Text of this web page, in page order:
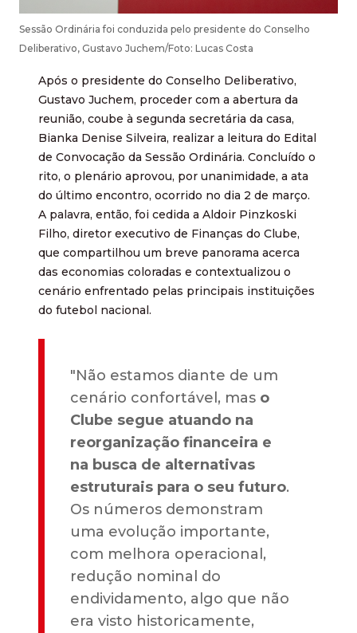
Sessão Ordinária foi conduzida pelo presidente do Conselho
Deliberativo, Gustavo Juchem/Foto: Lucas Costa
Após o presidente do Conselho Deliberativo,
Gustavo Juchem, proceder com a abertura da
reunião, coube à segunda secretária da casa,
Bianka Denise Silveira, realizar a leitura do Edital
de Convocação da Sessão Ordinária. Concluído o
rito, o plenário aprovou, por unanimidade, a ata
do último encontro, ocorrido no dia 2 de março.
A palavra, então, foi cedida a Aldoir Pinzkoski
Filho, diretor executivo de Finanças do Clube,
que compartilhou um breve panorama acerca
das economias coloradas e contextualizou o
cenário enfrentado pelas principais instituições
do futebol nacional.
"Não estamos diante de um
cenário confortável, mas o
Clube segue atuando na
reorganização financeira e
na busca de alternativas
estruturais para o seu futuro.
Os números demonstram
uma evolução importante,
com melhora operacional,
redução nominal do
endividamento, algo que não
era visto historicamente,